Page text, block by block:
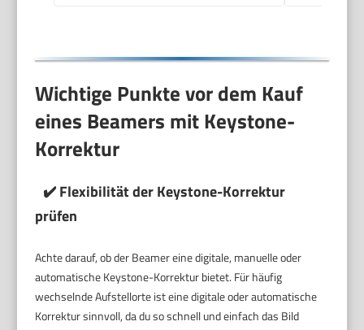
Wichtige Punkte vor dem Kauf
eines Beamers mit Keystone-
Korrektur
✔️ Flexibilität der Keystone-Korrektur
prüfen
Achte darauf, ob der Beamer eine digitale, manuelle oder
automatische Keystone-Korrektur bietet. Für häufig
wechselnde Aufstellorte ist eine digitale oder automatische
Korrektur sinnvoll, da du so schnell und einfach das Bild